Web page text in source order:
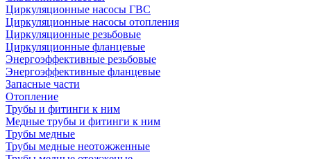
Циркуляционные насосы ГВС
Циркуляционные насосы отопления
Циркуляционные резьбовые
Циркуляционные фланцевые
Энергоэффективные резьбовые
Энергоэффективные фланцевые
Запасные части
Отопление
Трубы и фитинги к ним
Медные трубы и фитинги к ним
Трубы медные
Трубы медные неотожженные